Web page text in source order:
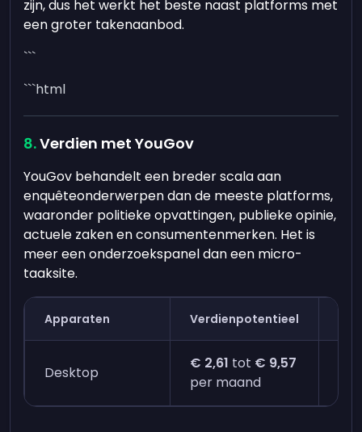
zijn, dus het werkt het beste naast platforms met
een groter takenaanbod.
```
```html
Verdien met YouGov
YouGov behandelt een breder scala aan
enquêteonderwerpen dan de meeste platforms,
waaronder politieke opvattingen, publieke opinie,
actuele zaken en consumentenmerken. Het is
meer een onderzoekspanel dan een micro-
taaksite.
Apparaten Verdienpotentieel
Desktop
€ 2,61 tot € 9,57
per maand